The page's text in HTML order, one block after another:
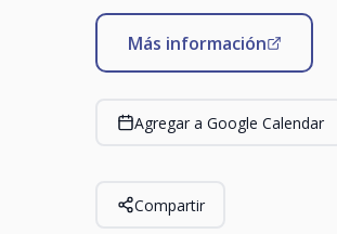
Más información
Agregar a Google Calendar
Compartir